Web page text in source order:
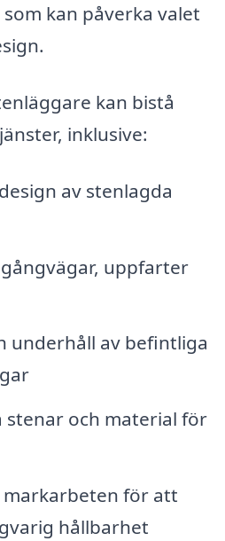
kan påverka valet
kan bistå
inklusive:
av stenlagda
uppfarter
underhåll av befintliga
stenar och material för
för att
hållbarhet